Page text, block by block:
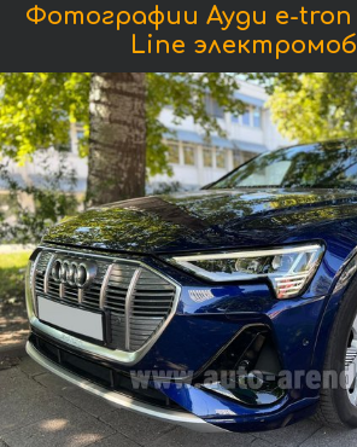
Фотографии Ауди e-tron
Line